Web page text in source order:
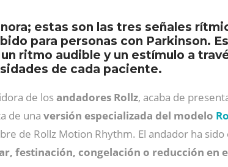
estas son las tres señales
para personas con Parkinson.
ritmo audible y un estímulo a
de cada paciente.
de losandadores Rollz, acaba de
de una versión especializada del modelo
de Rollz Motion Rhythm. El andador ha
festinación, congelación o reducción en